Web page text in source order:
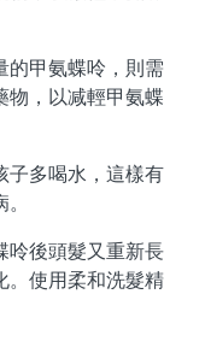
的甲氨蝶呤，則需
物，以减輕甲氨蝶
子多喝水，這樣有
呤後頭髮又重新長
。使用柔和洗髮精